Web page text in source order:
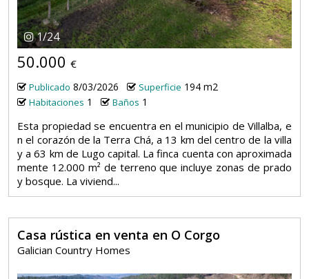
1/24
50.000 €
Publicado 8/03/2026 Superficie 194 m2
Habitaciones 1 Baños 1
Esta propiedad se encuentra en el municipio de Villalba, e
n el corazón de la Terra Chá, a 13 km del centro de la villa
y a 63 km de Lugo capital. La finca cuenta con aproximada
mente 12.000 m² de terreno que incluye zonas de prado
y bosque. La viviend...
Casa rústica en venta en O Corgo
Galician Country Homes